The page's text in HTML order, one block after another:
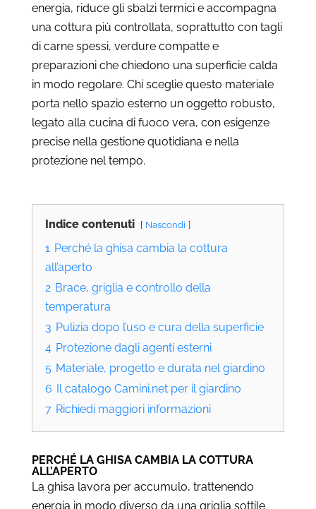
energia, riduce gli sbalzi termici e accompagna
una cottura più controllata, soprattutto con tagli
di carne spessi, verdure compatte e
preparazioni che chiedono una superficie calda
in modo regolare. Chi sceglie questo materiale
porta nello spazio esterno un oggetto robusto,
legato alla cucina di fuoco vera, con esigenze
precise nella gestione quotidiana e nella
protezione nel tempo.
Indice contenuti Nascondi
1 Perché la ghisa cambia la cottura
all’aperto
2 Brace, griglia e controllo della
temperatura
3 Pulizia dopo l’uso e cura della superficie
4 Protezione dagli agenti esterni
5 Materiale, progetto e durata nel giardino
6 Il catalogo Camini.net per il giardino
7 Richiedi maggiori informazioni
PERCHÉ LA GHISA CAMBIA LA COTTURA
ALL’APERTO
La ghisa lavora per accumulo, trattenendo
energia in modo diverso da una griglia sottile